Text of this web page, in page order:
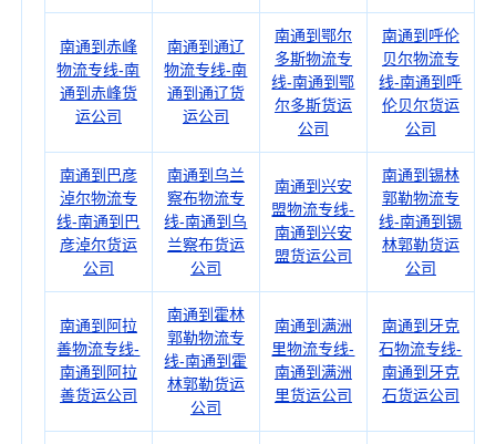
南通到赤峰
物流专线-南
通到赤峰货
运公司
南通到通辽
物流专线-南
通到通辽货
运公司
南通到鄂尔
多斯物流专
线-南通到鄂
尔多斯货运
公司
南通到呼伦
贝尔物流专
线-南通到呼
伦贝尔货运
公司
南通到巴彦
淖尔物流专
线-南通到巴
彦淖尔货运
公司
南通到乌兰
察布物流专
线-南通到乌
兰察布货运
公司
南通到兴安
盟物流专线-
南通到兴安
盟货运公司
南通到锡林
郭勒物流专
线-南通到锡
林郭勒货运
公司
南通到阿拉
善物流专线-
南通到阿拉
善货运公司
南通到霍林
郭勒物流专
线-南通到霍
林郭勒货运
公司
南通到满洲
里物流专线-
南通到满洲
里货运公司
南通到牙克
石物流专线-
南通到牙克
石货运公司